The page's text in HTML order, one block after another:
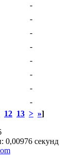
-
-
-
-
-
-
-
-
12 13 > »]
0,00976 секунд